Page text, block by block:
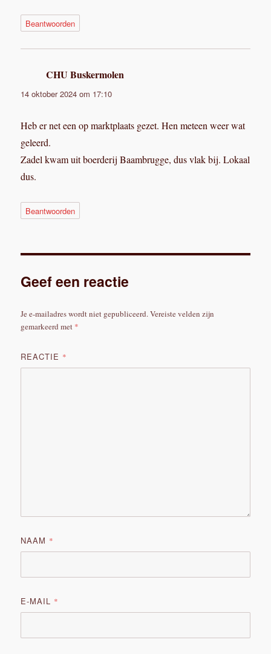
Beantwoorden
CHU Buskermolen
14 oktober 2024 om 17:10
Heb er net een op marktplaats gezet. Hen meteen weer wat
geleerd.
Zadel kwam uit boerderij Baambrugge, dus vlak bij. Lokaal
dus.
Beantwoorden
Geef een reactie
Je e-mailadres wordt niet gepubliceerd. Vereiste velden zijn
gemarkeerd met *
REACTIE *
NAAM *
E-MAIL *